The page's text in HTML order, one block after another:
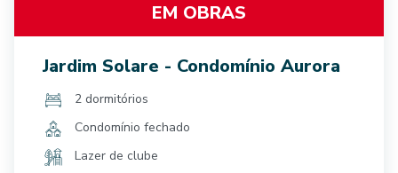
EM OBRAS
Jardim Solare - Condomínio Aurora
2 dormitórios
Condomínio fechado
Lazer de clube